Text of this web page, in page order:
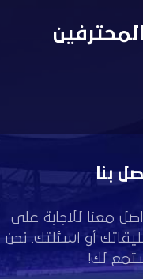
بنا
معنا للاجابة على
أو اسئلتك. نحن
لك!